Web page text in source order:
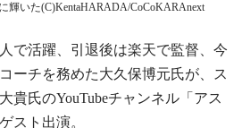
輝いた(C)KentaHARADA/CoCoKARAnext
で活躍、引退後は楽天で監督、今
ーチを務めた大久保博元氏が、ス
貴氏のYouTubeチャンネル「アス
スト出演。